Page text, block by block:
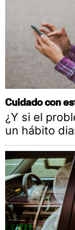
Cuidado con
¿Y si el
un hábito